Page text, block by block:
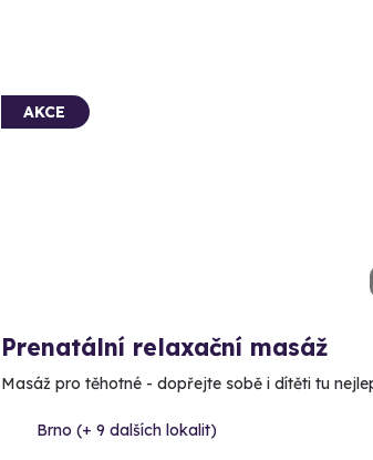
AKCE
Prenatální relaxační masáž
Masáž pro těhotné - dopřejte sobě i dítěti tu
Brno (+ 9 dalších lokalit)